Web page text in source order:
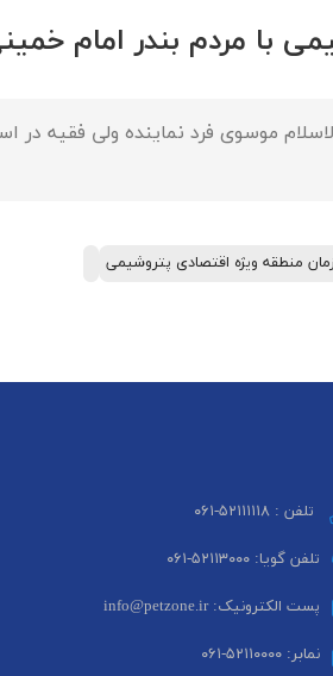
با مردم بندر امام
موسوی فرد نماینده ولی فقیه در
منطقه ویژه اقتصادی پتروشیمی
تلفن : ۵۲۱۱۱۱۱۸-۰۶۱
تلفن گویا: ۵۲۱۱۳۰۰۰-۰۶۱
پست الکترونیک: info@petzone.ir
نمابر: ۵۲۱۱۰۰۰۰-۰۶۱